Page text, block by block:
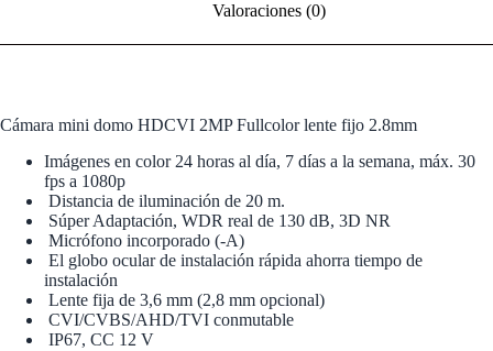
Valoraciones (0)
Cámara mini domo HDCVI 2MP Fullcolor lente fijo 2.8mm
Imágenes en color 24 horas al día, 7 días a la semana, máx. 30
fps a 1080p
Distancia de iluminación de 20 m.
Súper Adaptación, WDR real de 130 dB, 3D NR
Micrófono incorporado (-A)
El globo ocular de instalación rápida ahorra tiempo de
instalación
Lente fija de 3,6 mm (2,8 mm opcional)
CVI/CVBS/AHD/TVI conmutable
IP67, CC 12 V